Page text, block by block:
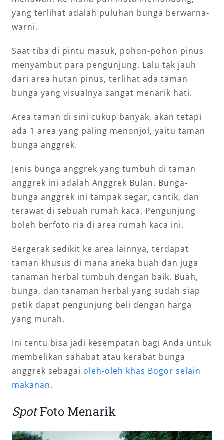
yang terlihat adalah puluhan bunga berwarna-
warni.
Saat tiba di pintu masuk, pohon-pohon pinus
menyambut para pengunjung. Lalu tak jauh
dari area hutan pinus, terlihat ada taman
bunga yang visualnya sangat menarik hati.
Area taman di sini cukup banyak, akan tetapi
ada 1 area yang paling menonjol, yaitu taman
bunga anggrek.
Jenis bunga anggrek yang tumbuh di taman
anggrek ini adalah Anggrek Bulan. Bunga-
bunga anggrek ini tampak segar, cantik, dan
terawat di sebuah rumah kaca. Pengunjung
boleh berfoto ria di area rumah kaca ini.
Bergerak sedikit ke area lainnya, terdapat
taman khusus di mana aneka buah dan juga
tanaman herbal tumbuh dengan baik. Buah,
bunga, dan tanaman herbal yang sudah siap
petik dapat pengunjung beli dengan harga
yang murah.
Ini tentu bisa jadi kesempatan bagi Anda untuk
membelikan sahabat atau kerabat bunga
anggrek sebagai oleh-oleh khas Bogor selain
makanan.
SpotFoto Menarik